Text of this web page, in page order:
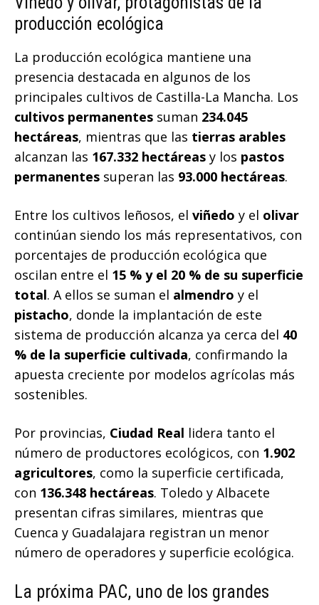
producción ecológica
La producción ecológica mantiene una
presencia destacada en algunos de los
principales cultivos de Castilla-La Mancha. Los
cultivos permanentes suman 234.045
hectáreas, mientras que las tierras arables
alcanzan las 167.332 hectáreas y los pastos
permanentes superan las 93.000 hectáreas.
Entre los cultivos leñosos, el viñedo y el olivar
continúan siendo los más representativos, con
porcentajes de producción ecológica que
oscilan entre el 15 % y el 20 % de su superficie
total. A ellos se suman el almendro y el
pistacho, donde la implantación de este
sistema de producción alcanza ya cerca del 40
% de la superficie cultivada, confirmando la
apuesta creciente por modelos agrícolas más
sostenibles.
Por provincias, Ciudad Real lidera tanto el
número de productores ecológicos, con 1.902
agricultores, como la superficie certificada,
con 136.348 hectáreas. Toledo y Albacete
presentan cifras similares, mientras que
Cuenca y Guadalajara registran un menor
número de operadores y superficie ecológica.
La próxima PAC, uno de los grandes